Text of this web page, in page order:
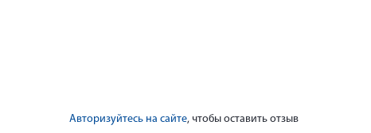
Авторизуйтесь на сайте, чтобы оставить отзыв